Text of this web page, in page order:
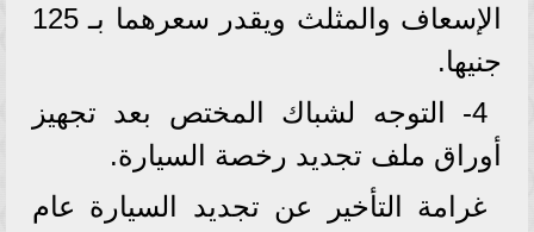
الإسعاف والمثلث ويقدر سعرهما بـ 125
جنيها.
4- التوجه لشباك المختص بعد تجهيز
أوراق ملف تجديد رخصة السيارة.
غرامة التأخير عن تجديد السيارة عام